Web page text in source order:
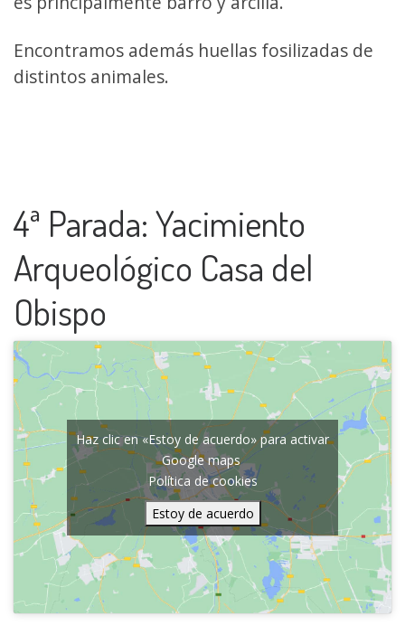
Encontramos además huellas fosilizadas de
distintos animales.
4ª Parada: Yacimiento
Arqueológico Casa del
Obispo
Haz clic en «Estoy de acuerdo» para activar
Google maps
Política de cookies
Estoy de acuerdo